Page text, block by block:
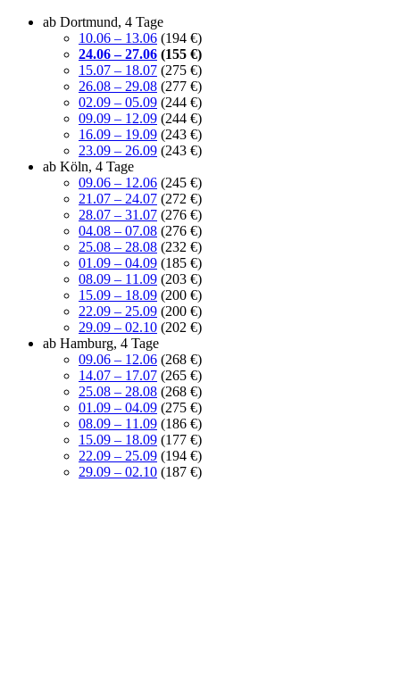
ab Dortmund, 4 Tage
10.06 – 13.06 (194 €)
24.06 – 27.06 (155 €)
15.07 – 18.07 (275 €)
26.08 – 29.08 (277 €)
02.09 – 05.09 (244 €)
09.09 – 12.09 (244 €)
16.09 – 19.09 (243 €)
23.09 – 26.09 (243 €)
ab Köln, 4 Tage
09.06 – 12.06 (245 €)
21.07 – 24.07 (272 €)
28.07 – 31.07 (276 €)
04.08 – 07.08 (276 €)
25.08 – 28.08 (232 €)
01.09 – 04.09 (185 €)
08.09 – 11.09 (203 €)
15.09 – 18.09 (200 €)
22.09 – 25.09 (200 €)
29.09 – 02.10 (202 €)
ab Hamburg, 4 Tage
09.06 – 12.06 (268 €)
14.07 – 17.07 (265 €)
25.08 – 28.08 (268 €)
01.09 – 04.09 (275 €)
08.09 – 11.09 (186 €)
15.09 – 18.09 (177 €)
22.09 – 25.09 (194 €)
29.09 – 02.10 (187 €)